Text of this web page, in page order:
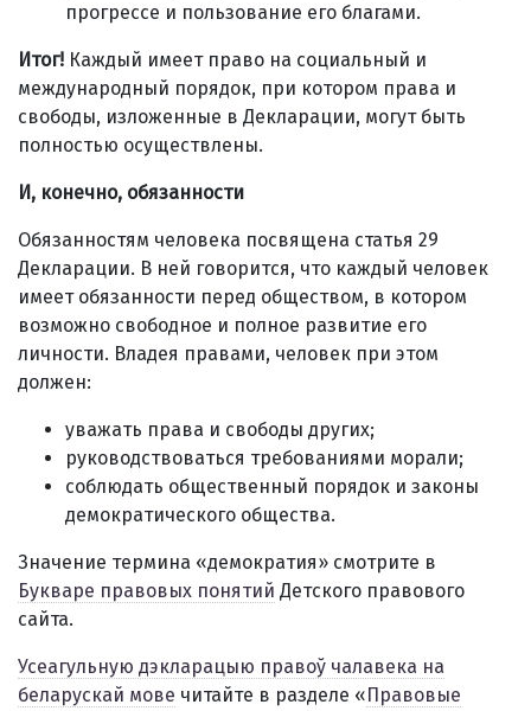
прогрессе и пользование его благами.
Итог! Каждый имеет право на социальный и
международный порядок, при котором права и
свободы, изложенные в Декларации, могут быть
полностью осуществлены.
И, конечно, обязанности
Обязанностям человека посвящена статья 29
Декларации. В ней говорится, что каждый человек
имеет обязанности перед обществом, в котором
возможно свободное и полное развитие его
личности. Владея правами, человек при этом
должен:
уважать права и свободы других;
руководствоваться требованиями морали;
соблюдать общественный порядок и законы
демократического общества.
Значение термина «демократия» смотрите в
Букваре правовых понятий Детского правового
сайта.
Усеагульную дэкларацыю правоў чалавека на
беларускай мове читайте в разделе «Правовые